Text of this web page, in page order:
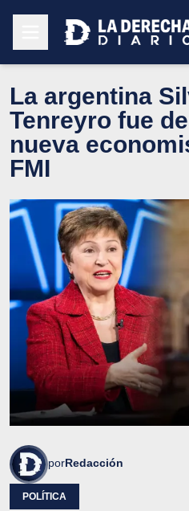
La argentina
Tenreyro fue
nueva
FMI
porRedacción
POLÍTICA